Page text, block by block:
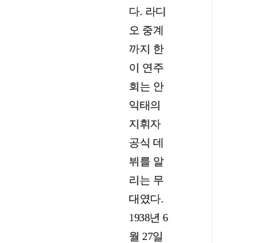
다. 라디
오 중계
까지 한
이 연주
회는 안
익태의
지휘자
공식 데
뷔를 알
리는 무
대였다.
1938년 6
월 27일